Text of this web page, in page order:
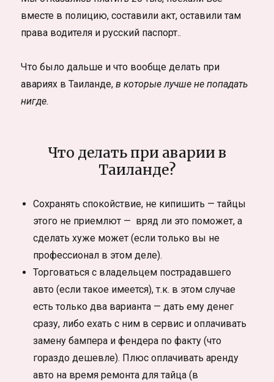
вместе в полицию, составили акт, оставили там
права водителя и русский паспорт..
Что было дальше и что вообще делать при
авариях в Таиланде,в которые лучше не попадать
нигде.
Что делать при аварии в
Таиланде?
Сохранять спокойствие, не кипишить — тайцы
этого не приемлют — вряд ли это поможет, а
сделать хуже может (если только вы не
профессионал в этом деле).
Торговаться с владельцем пострадавшего
авто (если такое имеется), т.к. в этом случае
есть только два варианта — дать ему денег
сразу, либо ехать с ним в сервис и оплачивать
замену бампера и фендера по факту (что
гораздо дешевле). Плюс оплачивать аренду
авто на время ремонта для тайца (в